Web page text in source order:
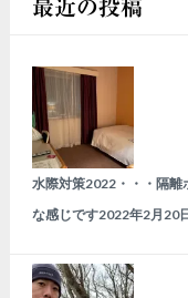
最近の投稿
水際対策2022・・・隔離
な感じです2022年2月20